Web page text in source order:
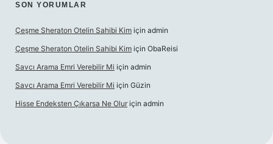
SON YORUMLAR
Çeşme Sheraton Otelin Sahibi Kim için admin
Çeşme Sheraton Otelin Sahibi Kim için ObaReisi
Savcı Arama Emri Verebilir Mi için admin
Savcı Arama Emri Verebilir Mi için Güzin
Hisse Endeksten Çıkarsa Ne Olur için admin